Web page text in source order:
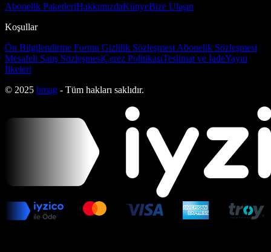
Abonelik PaketleriHakkımızdaKünyeBize Ulaşın
Koşullar
Ön Bilgilendirme Formu Gizlilik Sözleşmesi Abonelik Sözleşmesi
Mesafeli Satış SözleşmesiÇerez PolitikasıTeslimat ve İadeYayın
İlkeleri
© 2025 bmag - Tüm hakları saklıdır.